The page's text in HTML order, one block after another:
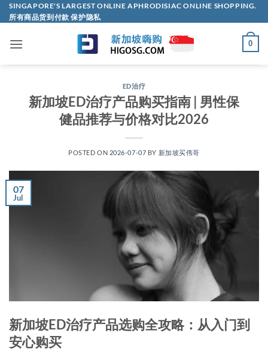
Skip
to
SINGAPORE'S LARGEST ONLINE APHRODISIAC ONLINE SHOPPING.
所有商品货到付款 保护隐私
0
ED治疗
新加坡ED治疗产品购买指南 | 男性保
健品推荐与价格对比2026
POSTED ON 2026-07-07 BY 新加坡买伟哥
07
Jul
新加坡ED治疗产品选购全攻略：从入门到
安心购买